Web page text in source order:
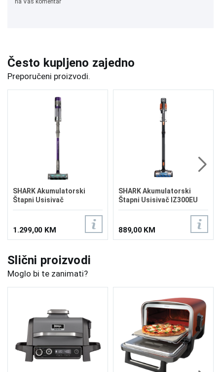
na Vaš komentar
Često kupljeno zajedno
Preporučeni proizvodi.
SHARK Akumulatorski
Štapni Usisivač
PowerDetect IP1251EUT
1.299,00 KM
SHARK Akumulatorski
Štapni Usisivač IZ300EU
889,00 KM
Slični proizvodi
Moglo bi te zanimati?